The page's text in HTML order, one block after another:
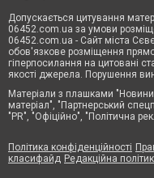
Допускається цитування
06452.com.ua за умови
06452.com.ua - Сайт міста
обов'язкове розміщення
гіперпосилання на цитовані
якості джерела. Порушення
Матеріали з плашками
матеріал", "Партнерський
"PR", "Офіційно", "Політична
Політика конфіденційності
класифайд Редакційна